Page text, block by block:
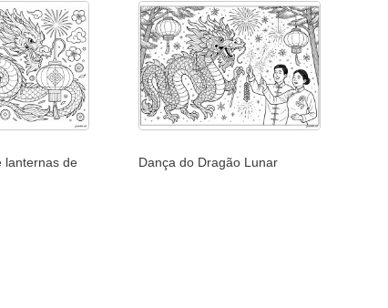
lanternas de
Dança do Dragão Lunar